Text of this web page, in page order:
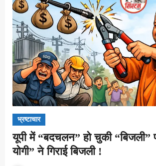
भ्रष्टाचार
यूपी में “बदचलन” हो चुकी “बिजली”
योगी” ने गिराई बिजली !